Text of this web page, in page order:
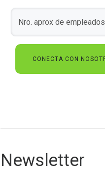
Newsletter